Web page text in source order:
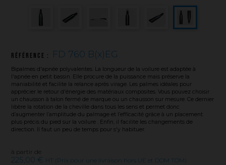
Référence : FD 760 B(x)EG
Bipalmes d'apnée polyvalentes. La longueur de la voilure est adaptée à
l'apnée en petit bassin. Elle procure de la puissance mais préserve la
maniabilité et facilite la relance après virage. Les palmes idéales pour
apprécier le retour d'énergie des matériaux composites. Vous pouvez choisir
un chausson à talon fermé de marque ou un chausson sur mesure. Ce dernier
libère la rotation de la cheville dans tous les sens et permet donc
d’augmenter l’amplitude du palmage et l’efficacité grâce à un placement
plus précis du pied sur la voilure . Enfin, il facilite les changements de
direction. Il faut un peu de temps pour s'y habituer.
à partir de
225,00 € HT (Prix pour une livraison hors UE et DOM TOM)